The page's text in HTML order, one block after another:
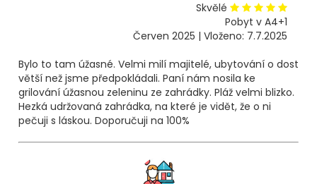
Skvělé
Pobyt v A4+1
Červen 2025 | Vloženo: 7.7.2025
Bylo to tam úžasné. Velmi milí majitelé, ubytování o dost
větší než jsme předpokládali. Paní nám nosila ke
grilování úžasnou zeleninu ze zahrádky. Pláž velmi blizko.
Hezká udržovaná zahrádka, na které je vidět, že o ni
pečuji s láskou. Doporučuji na 100%